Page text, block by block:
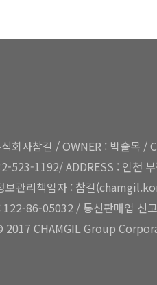
회사참길 / OWNER : 박술목 /
523-1192/ ADDRESS : 인천
보관리책임자 : 참길
122-86-05032 / 통신판매업 신
2017 CHAMGIL Group